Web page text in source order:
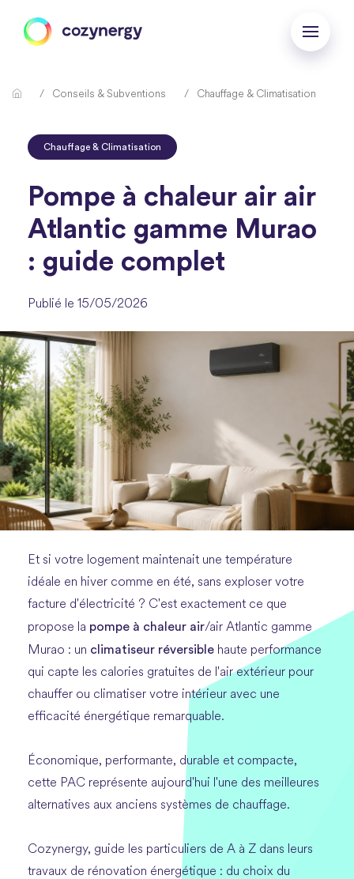
Conseils & Subventions Chauffage & Climatisation
Chauffage & Climatisation
Pompe à chaleur air air
Atlantic gamme Murao
: guide complet
Publié le 15/05/2026
Et si votre logement maintenait une température
idéale en hiver comme en été, sans exploser votre
facture d'électricité ? C'est exactement ce que
propose la pompe à chaleur air/air Atlantic gamme
Murao : un climatiseur réversible haute performance
qui capte les calories gratuites de l'air extérieur pour
chauffer ou climatiser votre intérieur avec une
efficacité énergétique remarquable.
Économique, performante, durable et compacte,
cette PAC représente aujourd'hui l'une des meilleures
alternatives aux anciens systèmes de chauffage.
Cozynergy, guide les particuliers de A à Z dans leurs
travaux de rénovation énergétique : du choix du